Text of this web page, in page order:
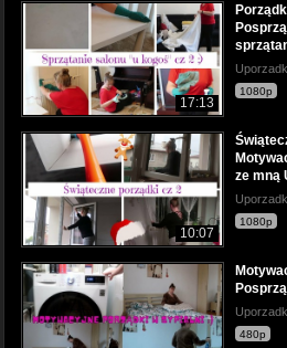
17:13
1080p
10:07
ze mną
1080p
480p